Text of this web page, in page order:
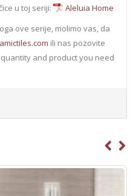
u toj seriji:
Aleluia Home
ove serije, molimo vas, da
ili nas pozovite
and product you need